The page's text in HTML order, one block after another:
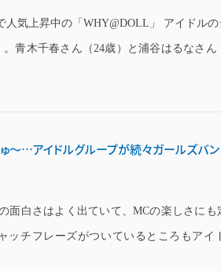
人気上昇中の「WHY@DOLL」 アイドル
青木千春さん（24歳）と浦谷はるなさん
～…アイドルグループが続々ガールズバ
面白さはよく出ていて、MCの楽しさにも
ッチフレーズがついているところもアイ